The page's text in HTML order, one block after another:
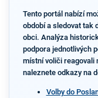
Tento portál nabízí
období a sledovat tak
obci. Analýza
podpora jednotlivých
místní voliči reagovali
naleznete odkazy na
Volby do